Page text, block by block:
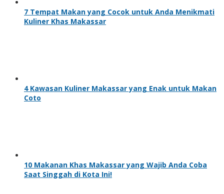
7 Tempat Makan yang Cocok untuk Anda Menikmati
Kuliner Khas Makassar
4 Kawasan Kuliner Makassar yang Enak untuk Makan
Coto
10 Makanan Khas Makassar yang Wajib Anda Coba
Saat Singgah di Kota Ini!